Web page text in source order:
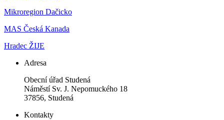
Mikroregion Dačicko
MAS Česká Kanada
Hradec ŽIJE
Adresa
Obecní úřad Studená
Náměstí Sv. J. Nepomuckého 18
37856, Studená
Kontakty